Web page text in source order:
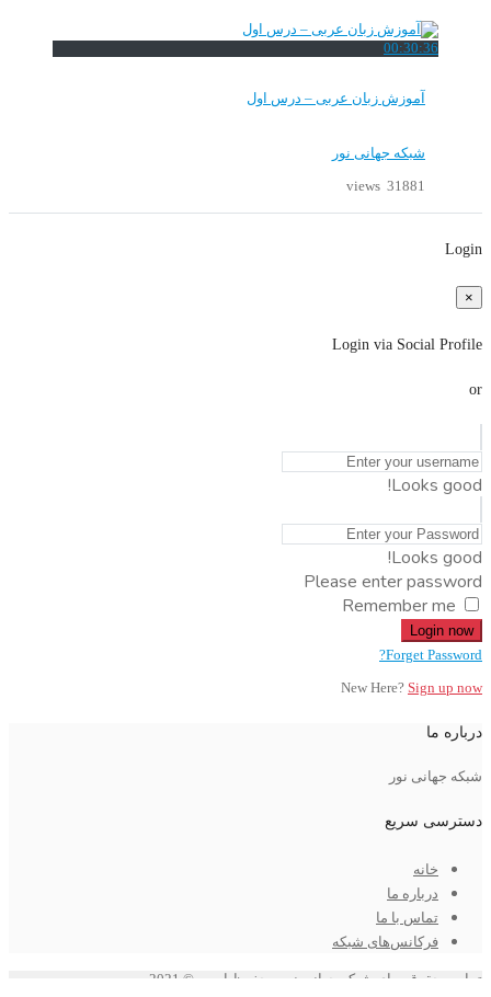
00:30:36
آموزش زبان عربی – درس اول
شبکه جهانی نور
31881 views
Login
×
Login via Social Profile
or
Looks good!
Looks good!
Please enter password
Remember me
Login now
Forget Password?
New Here? Sign up now
درباره ما
شبکه جهانی نور
دسترسی سریع
خانه
درباره ما
تماس با ما
فرکانس‌های شبکه
تمامی حقوق برای شبکه جهانی نور محفوظ است © 2021